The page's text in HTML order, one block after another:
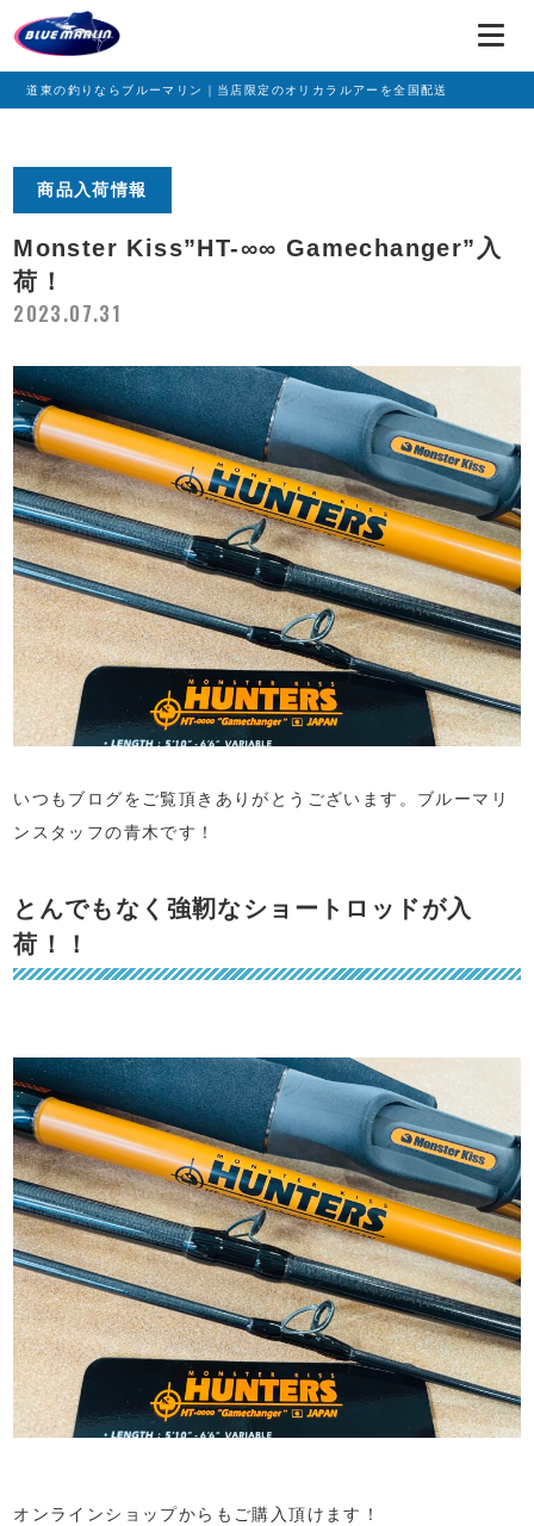
道東の釣りならブルーマリン｜当店限定のオリカラルアーを全国配送
商品入荷情報
Monster Kiss”HT-∞∞ Gamechanger”入
荷！
2023.07.31
いつもブログをご覧頂きありがとうございます。ブルーマリ
ンスタッフの青木です！
とんでもなく強靭なショートロッドが入
荷！！
オンラインショップからもご購入頂けます！